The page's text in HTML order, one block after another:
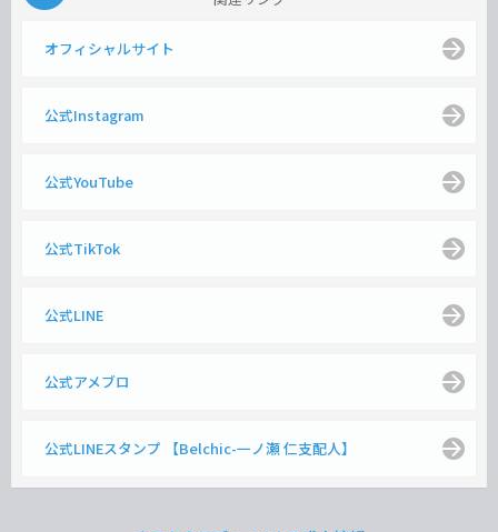
オフィシャルサイト
公式Instagram
公式YouTube
公式TikTok
公式LINE
公式アメブロ
公式LINEスタンプ 【Belchic-一ノ瀬 仁支配人】